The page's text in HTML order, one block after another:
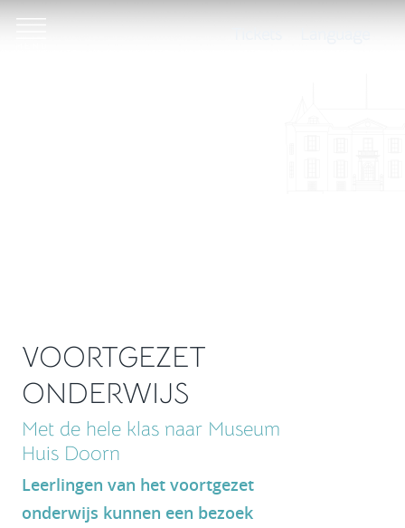
VOORTGEZET
ONDERWIJS
Met de hele klas naar Museum
Huis Doorn
Leerlingen van het voortgezet
onderwijs kunnen een bezoek